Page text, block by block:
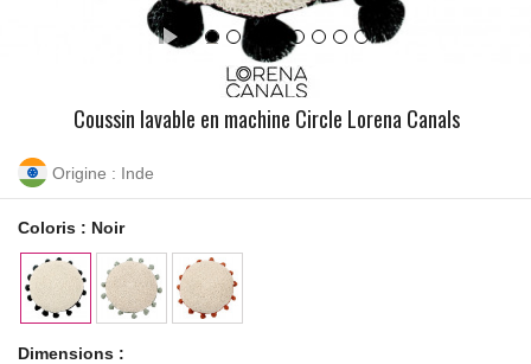
Coussin lavable en machine Circle Lorena Canals
Origine : Inde
Coloris : Noir
Dimensions :